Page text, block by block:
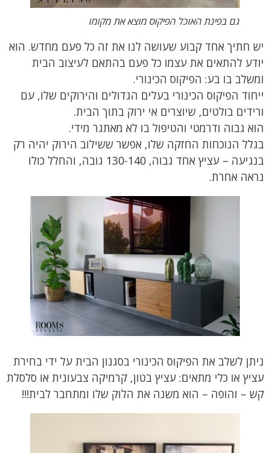
גם בפינת האוכל הפיקוס מוצא את מקומו
יש חתיך אחד קבוע שעושה לנו את זה כל פעם מחדש. הוא
יודע להתאים את עצמו כל פעם בהתאם לעיצוב הבית
ומשלב בו בע: הפיקוס הכינורי.
ייחוד הפיקוס הכינורי בעלים הגדולים והירוקים שלו, עם
ורידים בולטים, שיוצרים אי ירוק בתוך הבית.
הוא גבוה ודרמטי והטיפול בו לא מאתגר מידי.
בגלל הנוכחות החזקה שלו, אפשר ששילוב הירוק יהיה רק
בנגיעה – עציץ אחד גבוה, 130-140 גובה, והחלל כולו
נראה אחרת.
ניתן לשלב את הפיקוס הכינורי בסגנון הבית על ידי בחירת
עציץ או כלי מתאים: עציץ בטון, קרמיקה צבעונית או סלסלת
קש – והופה – הוא משנה את הלוק שלו ומתחבר לבית!!!